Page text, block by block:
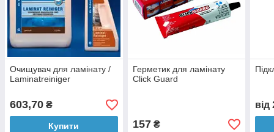
Очищувач для ламінату /
Laminatreiniger
603,70 ₴
Купити
Герметик для ламінату
Click Guard
157₴
від